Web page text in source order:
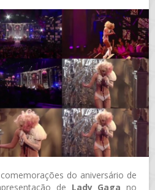
do aniversário de
de Lady Gaga no